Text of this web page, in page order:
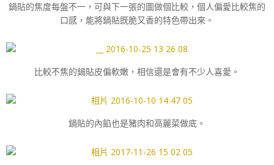
鍋貼的焦度每盤不一，可與下一張的圖做個比較，個人偏愛比較焦的
口感，能將鍋貼既脆又香的特色帶出來。
比較不焦的鍋貼皮偏軟嫩，相信還是會有不少人喜愛。
鍋貼的內餡也是豬肉和高麗菜做底。